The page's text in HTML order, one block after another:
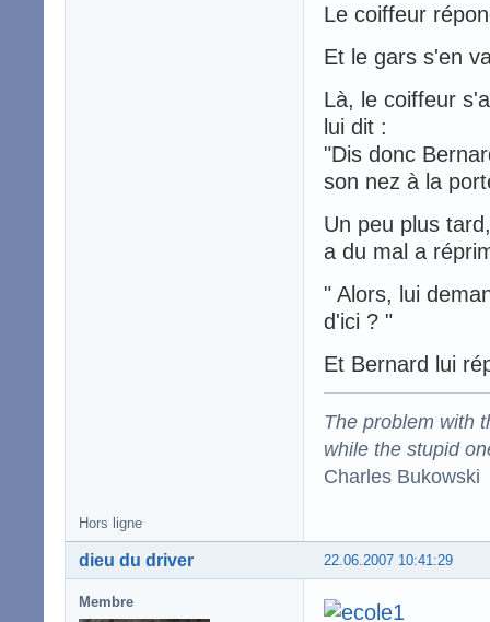
Le coiffeur
Et le gars s'en
Là, le coiffeur
lui dit :
"Dis donc
son nez à la
Un peu plus
a du mal a
" Alors, lui
d'ici ? "
Et Bernard lui
The problem with
while the stupid
Charles Bukowski
Hors ligne
22.06.2007 10:41:29
dieu du driver
Membre